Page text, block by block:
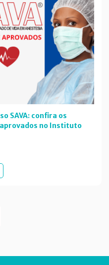
SAVA: confira os
no Instituto